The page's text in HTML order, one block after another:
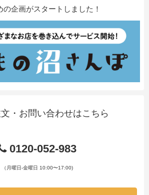
の企画がスタートしました！
・お問い合わせはこちら
0120-052-983
（月曜日-金曜日 10:00〜17:00)